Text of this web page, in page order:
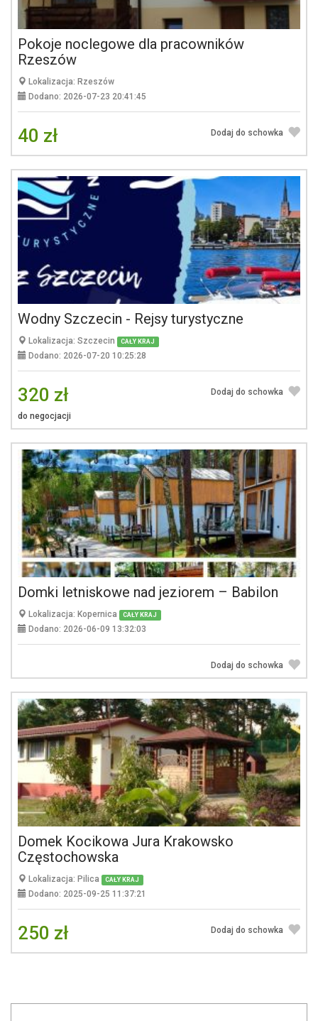
Pokoje noclegowe dla pracowników
Rzeszów
Lokalizacja: Rzeszów
Dodano: 2026-07-23 20:41:45
40 zł Dodaj do schowka
Wodny Szczecin - Rejsy turystyczne
Lokalizacja: Szczecin CAŁY KRAJ
Dodano: 2026-07-20 10:25:28
320 zł
do negocjacji
Dodaj do schowka
Domki letniskowe nad jeziorem – Babilon
Lokalizacja: Kopernica CAŁY KRAJ
Dodano: 2026-06-09 13:32:03
Dodaj do schowka
Domek Kocikowa Jura Krakowsko
Częstochowska
Lokalizacja: Pilica CAŁY KRAJ
Dodano: 2025-09-25 11:37:21
250 zł Dodaj do schowka